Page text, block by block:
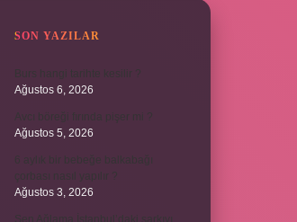
SON YAZILAR
Burs hangi tarihte kesilir ?
Ağustos 6, 2026
Avcı böreği fırında pişer mi ?
Ağustos 5, 2026
6 aylık bir bebeğe balkabağı
çorbası nasıl yapılır ?
Ağustos 3, 2026
Sen Ağlama İstanbul’daki şarkıyı